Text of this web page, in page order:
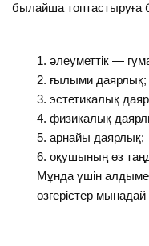
былайша топтастыруға
әлеуметтік —
ғылыми даярлық;
эстетикалық
физикалық
арнайы даярлық;
оқушының өз
Мұнда үшін
өзгерістер